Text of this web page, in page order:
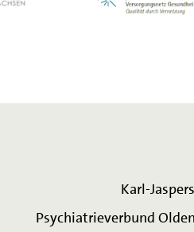
Karl-
Psychiatrieverbund